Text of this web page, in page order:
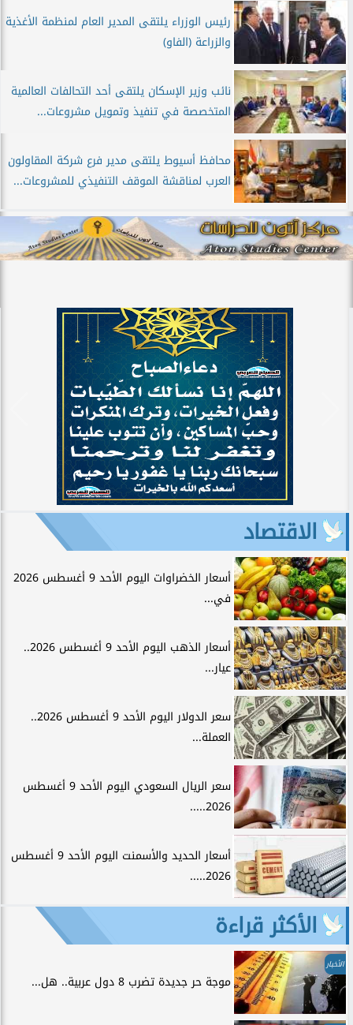
رئيس الوزراء يلتقى المدير العام لمنظمة الأغذية
والزراعة (الفاو)
نائب وزير الإسكان يلتقى أحد التحالفات العالمية
المتخصصة في تنفيذ وتمويل مشروعات...
محافظ أسيوط يلتقى مدير فرع شركة المقاولون
العرب لمناقشة الموقف التنفيذي للمشروعات...
الاقتصاد
أسعار الخضراوات اليوم الأحد 9 أغسطس 2026
في...
أسعار الذهب اليوم الأحد 9 أغسطس 2026..
عيار...
سعر الدولار اليوم الأحد 9 أغسطس 2026..
العملة...
سعر الريال السعودي اليوم الأحد 9 أغسطس
2026.....
أسعار الحديد والأسمنت اليوم الأحد 9 أغسطس
2026.....
الأكثر قراءة
الأخبار
موجة حر جديدة تضرب 8 دول عربية.. هل...